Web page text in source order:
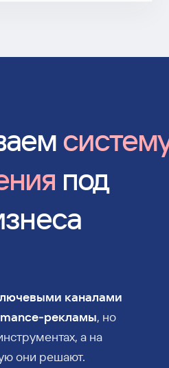
под
каналами
, но
а на
они решают.